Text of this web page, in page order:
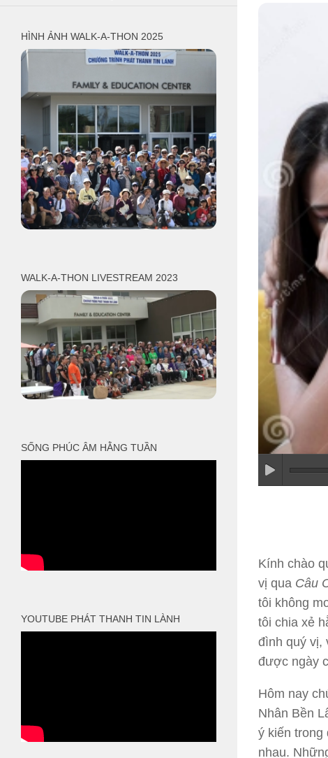
Kính chào
vị qua Câu
tôi không
tôi chia xẻ
đình quý vị,
được ngày
Hôm nay
Nhân Bền
ý kiến trong
nhau.
HÌNH ẢNH WALK-A-THON 2025
WALK-A-THON LIVESTREAM 2023
SỐNG PHÚC ÂM HẰNG TUẦN
YOUTUBE PHÁT THANH TIN LÀNH